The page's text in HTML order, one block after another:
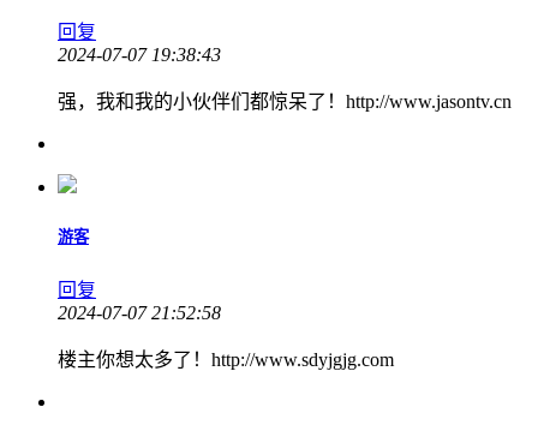
回复
2024-07-07 19:38:43
强，我和我的小伙伴们都惊呆了！http://www.jasontv.cn
游客
回复
2024-07-07 21:52:58
楼主你想太多了！http://www.sdyjgjg.com